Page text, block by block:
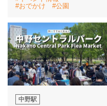
#おでかけ
#公園
中野駅